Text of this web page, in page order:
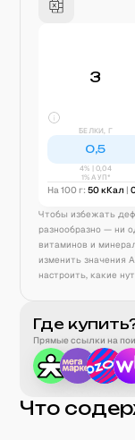
3
БЕЛКИ, Г
0,5
4% |0,04
1% АУП*
На 100 г: 50кКал |
Чтобы избежать
разнообразно — ни
витаминов и
изменить значения
настроить, какие
Где
Прямые ссылки на
Что